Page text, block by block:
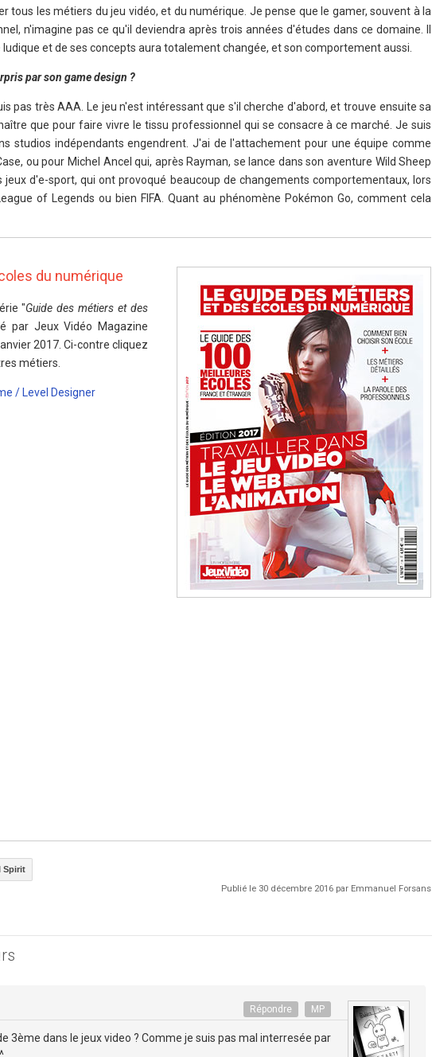
tous les métiers du jeu vidéo, et du numérique. Je pense que le gamer, souvent à la
n'imagine pas ce qu'il deviendra après trois années d'études dans ce domaine. Il
et de ses concepts aura totalement changée, et son comportement aussi.
par son game design ?
pas très AAA. Le jeu n'est intéressant que s'il cherche d'abord, et trouve ensuite sa
que pour faire vivre le tissu professionnel qui se consacre à ce marché. Je suis
studios indépendants engendrent. J'ai de l'attachement pour une équipe comme
ou pour Michel Ancel qui, après Rayman, se lance dans son aventure Wild Sheep
d'e-sport, qui ont provoqué beaucoup de changements comportementaux, lors
of Legends ou bien FIFA. Quant au phénomène Pokémon Go, comment cela
du numérique
"Guide des métiers et des
par Jeux Vidéo Magazine
2017. Ci-contre cliquez
métiers.
/ Level Designer
Spirit
Publié le 30 décembre 2016 par Emmanuel Forsans
Répondre MP
3ème dans le jeux video ? Comme je suis pas mal interresée par